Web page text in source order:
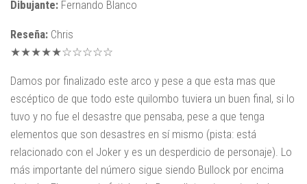
Dibujante: Fernando Blanco
Reseña: Chris
★★★★★☆☆☆☆☆
Damos por finalizado este arco y pese a que esta mas que
escéptico de que todo este quilombo tuviera un buen final, si lo
tuvo y no fue el desastre que pensaba, pese a que tenga
elementos que son desastres en sí mismo (pista: está
relacionado con el Joker y es un desperdicio de personaje). Lo
más importante del número sigue siendo Bullock por encima